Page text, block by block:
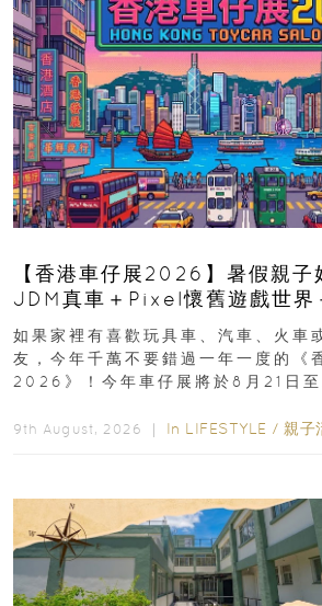
【香港車仔展2026】暑假親子
JDM真車＋Pixel懷舊遊戲世界
8月灣仔登場 車迷家庭必去！
如果家裡有喜歡玩具車、汽車、火車
友，今年千萬不要錯過一年一度的《
2026》！今年車仔展將於8月21日至
9th August, 2026 ｜ In LIFESTYLE / 親子